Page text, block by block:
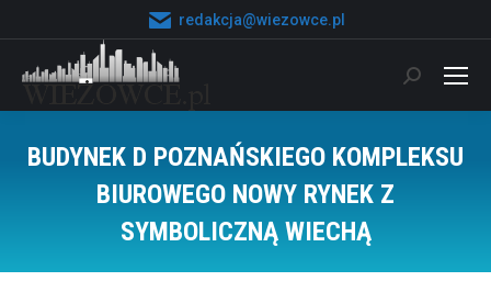
redakcja@wiezowce.pl
Szukaj:
BUDYNEK D POZNAŃSKIEGO KOMPLEKSU
BIUROWEGO NOWY RYNEK Z
SYMBOLICZNĄ WIECHĄ